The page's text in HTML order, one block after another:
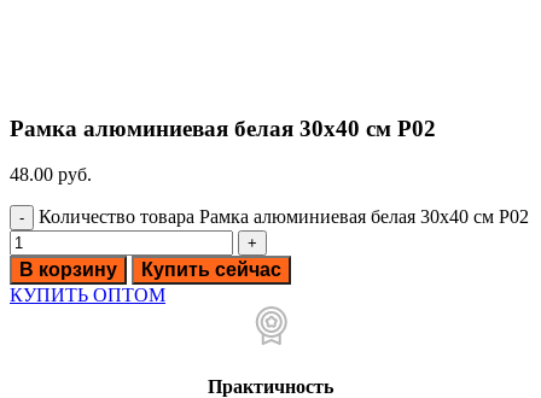
Рамка алюминиевая белая 30х40 см P02
48.00 руб.
Количество товара Рамка алюминиевая белая 30х40 см P02
В корзину
Купить сейчас
КУПИТЬ ОПТОМ
Практичность